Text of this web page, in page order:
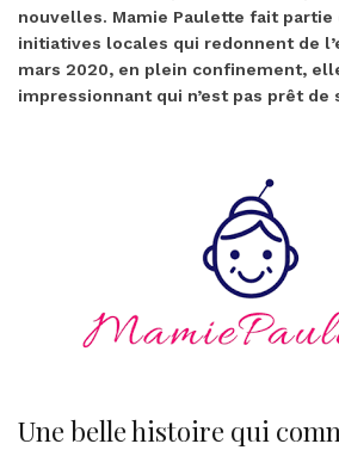
nouvelles. Mamie Paulette fait
initiatives locales qui redonnent de
mars 2020, en plein confinement,
impressionnant qui n’est pas prêt de
Une belle histoire qui